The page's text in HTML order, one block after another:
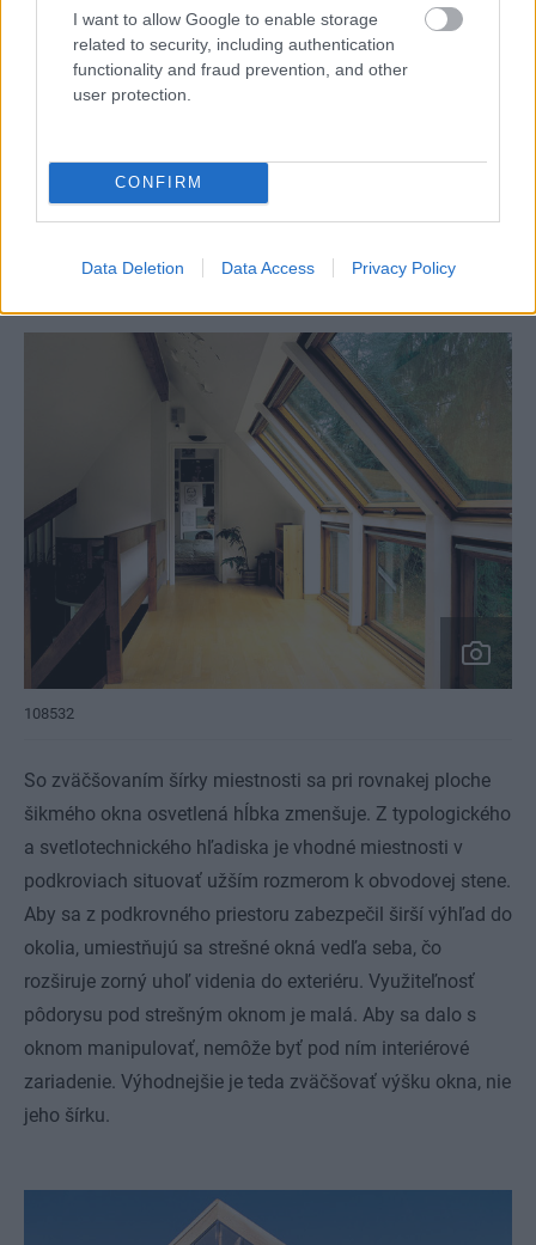
I want to allow Google to enable storage
related to security, including authentication
functionality and fraud prevention, and other
user protection.
CONFIRM
Data Deletion Data Access Privacy Policy
priestorov, ktorú ešte znásobuje svetlá farebnosť interiéru.
Dôsledkami sú tepelná nepohoda a priveľké prenikanie
musia byť okná vhodne tienené, aby sa do podstrešného
priestoru dostalo rozptýlené a tlmené svetlo.
108532
So zväčšovaním šírky miestnosti sa pri rovnakej ploche
šikmého okna osvetlená hĺbka zmenšuje. Z typologického
a svetlotechnického hľadiska je vhodné miestnosti v
podkroviach situovať užším rozmerom k obvodovej stene.
Aby sa z podkrovného priestoru zabezpečil širší výhľad do
okolia, umiestňujú sa strešné okná vedľa seba, čo
rozširuje zorný uhoľ videnia do exteriéru. Využiteľnosť
pôdorysu pod strešným oknom je malá. Aby sa dalo s
oknom manipulovať, nemôže byť pod ním interiérové
zariadenie. Výhodnejšie je teda zväčšovať výšku okna, nie
jeho šírku.